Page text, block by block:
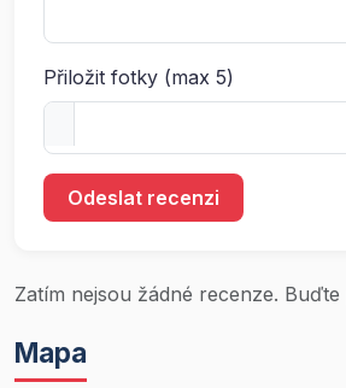
Přiložit fotky (max 5)
Odeslat recenzi
Zatím nejsou žádné recenze.
Mapa